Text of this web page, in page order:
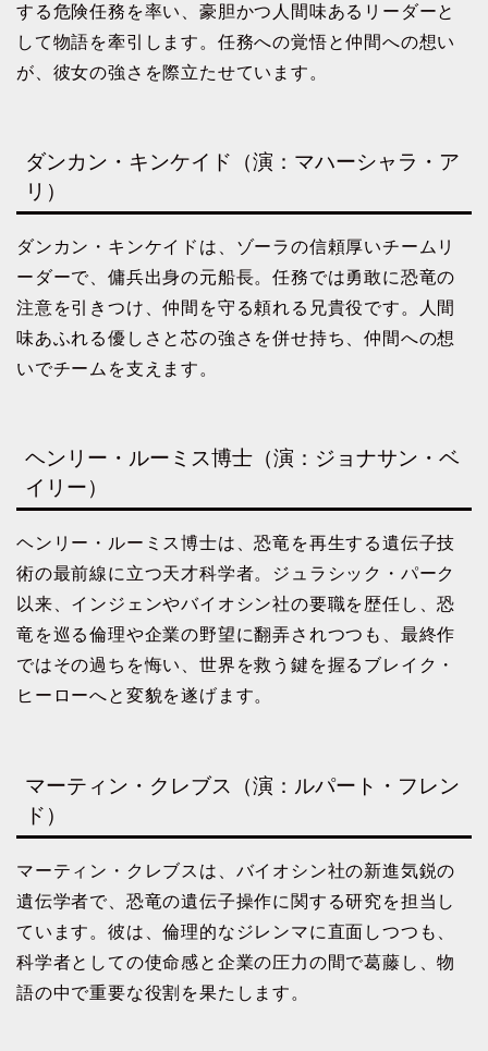
する危険任務を率い、豪胆かつ人間味あるリーダーと
して物語を牽引します。任務への覚悟と仲間への想い
が、彼女の強さを際立たせています。
ダンカン・キンケイド（演：マハーシャラ・ア
リ）
ダンカン・キンケイドは、ゾーラの信頼厚いチームリ
ーダーで、傭兵出身の元船長。任務では勇敢に恐竜の
注意を引きつけ、仲間を守る頼れる兄貴役です。人間
味あふれる優しさと芯の強さを併せ持ち、仲間への想
いでチームを支えます。
ヘンリー・ルーミス博士（演：ジョナサン・ベ
イリー）
ヘンリー・ルーミス博士は、恐竜を再生する遺伝子技
術の最前線に立つ天才科学者。ジュラシック・パーク
以来、インジェンやバイオシン社の要職を歴任し、恐
竜を巡る倫理や企業の野望に翻弄されつつも、最終作
ではその過ちを悔い、世界を救う鍵を握るブレイク・
ヒーローへと変貌を遂げます。
マーティン・クレブス（演：ルパート・フレン
ド）
マーティン・クレブスは、バイオシン社の新進気鋭の
遺伝学者で、恐竜の遺伝子操作に関する研究を担当し
ています。彼は、倫理的なジレンマに直面しつつも、
科学者としての使命感と企業の圧力の間で葛藤し、物
語の中で重要な役割を果たします。